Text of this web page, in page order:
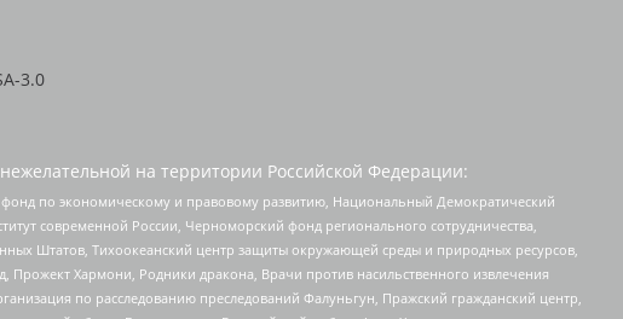
3.0
на территории Российской Федерации:
по экономическому и правовому развитию, Национальный Демократический
современной России, Черноморский фонд регионального сотрудничества,
Штатов, Тихоокеанский центр защиты окружающей среды и природных ресурсов,
Прожект Хармони, Родники дракона, Врачи против насильственного извлечения
по расследованию преследований Фалуньгун, Пражский гражданский центр,